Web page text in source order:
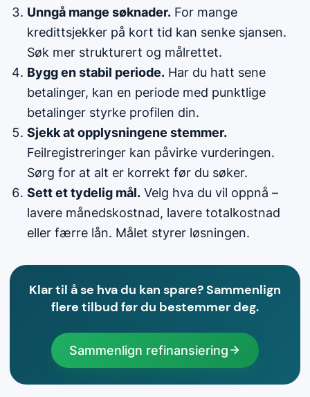
Unngå mange søknader. For mange
kredittsjekker på kort tid kan senke sjansen.
Søk mer strukturert og målrettet.
Bygg en stabil periode. Har du hatt sene
betalinger, kan en periode med punktlige
betalinger styrke profilen din.
Sjekk at opplysningene stemmer.
Feilregistreringer kan påvirke vurderingen.
Sørg for at alt er korrekt før du søker.
Sett et tydelig mål. Velg hva du vil oppnå –
lavere månedskostnad, lavere totalkostnad
eller færre lån. Målet styrer løsningen.
Klar til å se hva du kan spare? Sammenlign
flere tilbud før du bestemmer deg.
Sammenlign refinansiering